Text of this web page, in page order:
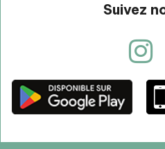
Suivez